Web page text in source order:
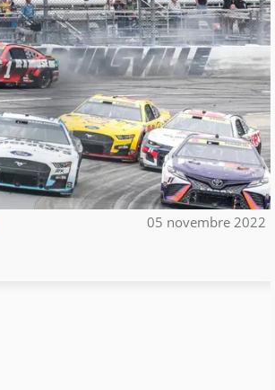
05 novembre 2022